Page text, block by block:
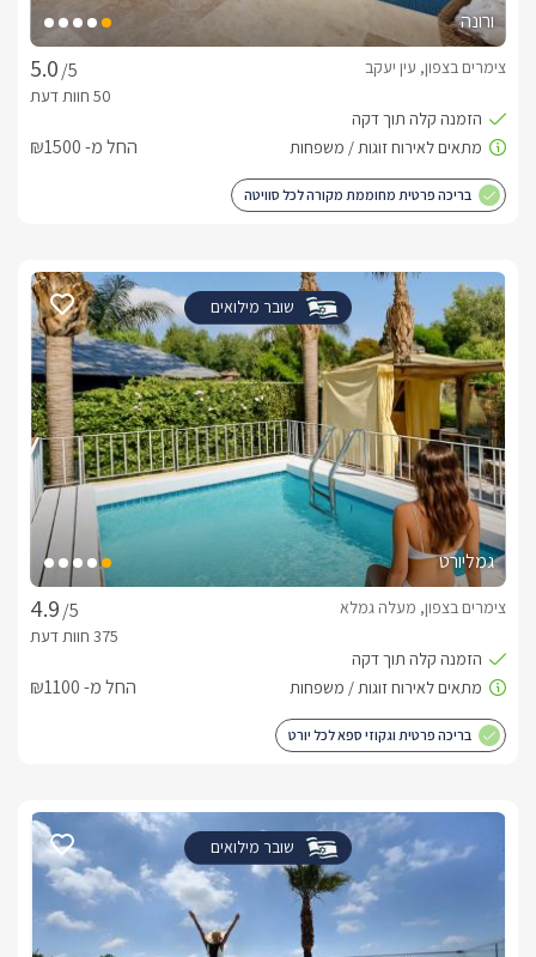
ורונה
/5
צימרים בצפון, עין יעקב
החל מ- ₪1500
בריכה פרטית מחוממת מקורה לכל סוויטה
שובר מילואים
גמליורט
/5
צימרים בצפון, מעלה גמלא
החל מ- ₪1100
בריכה פרטית וגקוזי ספא לכל יורט
שובר מילואים